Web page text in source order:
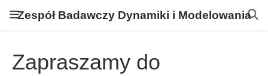
Zespół Badawczy Dynamiki i Modelowania
Zapraszamy do